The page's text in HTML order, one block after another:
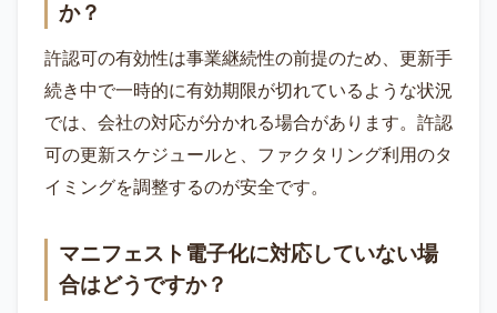
か？
許認可の有効性は事業継続性の前提のため、更新手
続き中で一時的に有効期限が切れているような状況
では、会社の対応が分かれる場合があります。許認
可の更新スケジュールと、ファクタリング利用のタ
イミングを調整するのが安全です。
マニフェスト電子化に対応していない場
合はどうですか？